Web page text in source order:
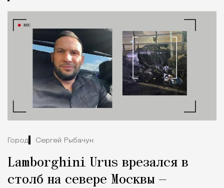
Город Сергей Рыбачук
Lamborghini Urus врезался в
столб на севере Москвы —